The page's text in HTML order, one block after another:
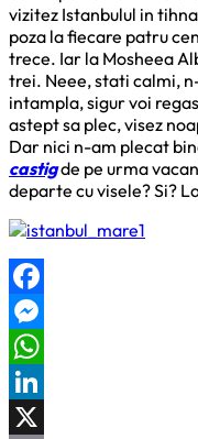
vizitez Istanbulul in
poza la fiecare patru
trece. Iar la Mosheea
trei. Neee, stati calmi,
intampla, sigur voi
astept sa plec, visez
Dar nici n-am plecat
castigde pe urma
departe cu visele? Si?
Facebook
Messenger
WhatsApp
LinkedIn